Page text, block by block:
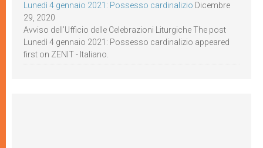
Lunedì 4 gennaio 2021: Possesso cardinalizio Dicembre
29, 2020
Avviso dell’Ufficio delle Celebrazioni Liturgiche The post
Lunedì 4 gennaio 2021: Possesso cardinalizio appeared
first on ZENIT - Italiano.